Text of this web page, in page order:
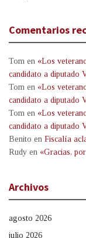
Comentarios
Tom en «Los
candidato a diputado
Tom en «Los
candidato a diputado
Tom en «Los
candidato a diputado
Benito en Fiscalía
Rudy en «Gracias,
Archivos
agosto 2026
julio 2026